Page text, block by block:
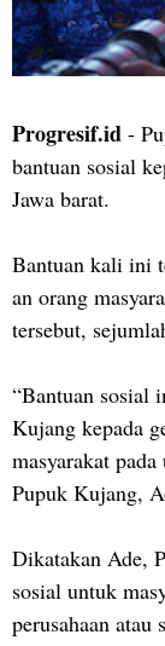
Progresif.id -
bantuan sosial
Jawa barat.
Bantuan kali ini
an orang
tersebut,
“Bantuan sosial
Kujang kepada
masyarakat
Pupuk Kujang,
Dikatakan Ade,
sosial untuk
perusahaan